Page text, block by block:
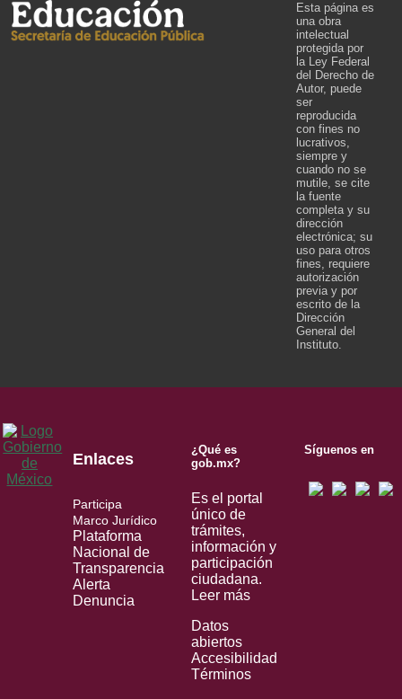
Esta página es
una obra
intelectual
protegida por
la Ley Federal
del Derecho de
Autor, puede
ser
reproducida
con fines no
lucrativos,
siempre y
cuando no se
mutile, se cite
la fuente
completa y su
dirección
electrónica; su
uso para otros
fines, requiere
autorización
previa y por
escrito de la
Dirección
General del
Instituto.
Enlaces
Participa
Marco Jurídico
Plataforma
Nacional de
Transparencia
Alerta
Denuncia
¿Qué es
gob.mx?
Es el portal
único de
trámites,
información y
participación
ciudadana.
Leer más
Datos
abiertos
Accesibilidad
Términos
Síguenos en